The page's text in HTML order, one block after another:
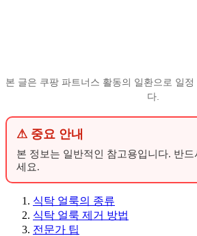
본 글은 쿠팡 파트너스 활동의 일환으로 일
다.
⚠ 중요 안내
본 정보는 일반적인 참고용입니다. 반
세요.
식탁 얼룩의 종류
식탁 얼룩 제거 방법
전문가 팁